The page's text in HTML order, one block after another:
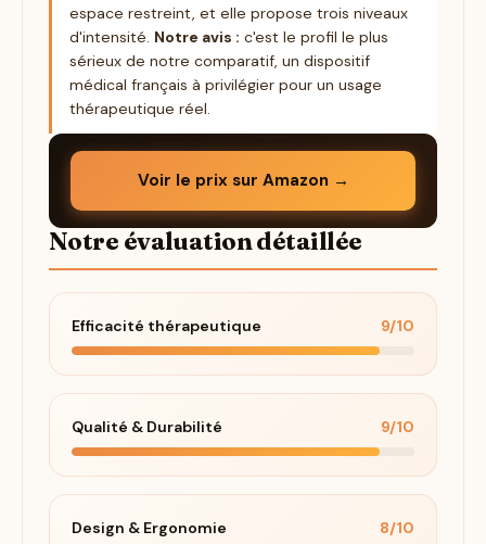
espace restreint, et elle propose trois niveaux
d'intensité. Notre avis : c'est le profil le plus
sérieux de notre comparatif, un dispositif
médical français à privilégier pour un usage
thérapeutique réel.
Voir le prix sur Amazon →
Notre évaluation détaillée
Efficacité thérapeutique 9/10
Qualité & Durabilité 9/10
Design & Ergonomie 8/10